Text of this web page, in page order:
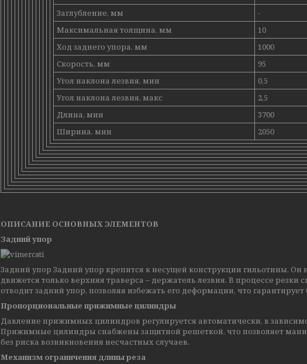
Заглубление, мм
-
Максимальная толщина, мм
10
Ход заднего упора, мм
1000
Скорость, мм
95
Угол наклона лезвия, мин
0,5
Угол наклона лезвия, макс
2,5
Длина, мин
3700
Ширина, мин
2050
ОПИСАНИЕ ОСНОВНЫХ ЭЛЕМЕНТОВ
Задний упор
Задний упор Задний упор крепится к несущей конструкции гильотины. Он
движется только верхняя траверса – держатель лезвия. В процессе резки
отводит задний упор, позволяя избежать его деформации, что
Пропорциональные прижимные цилиндры
Давление прижимных цилиндров регулируется автоматически, в
Прижимные цилиндры снабжены защитной решеткой, что позволяет
без риска возникновения несчастных случаев.
Механизм ограничения длины реза